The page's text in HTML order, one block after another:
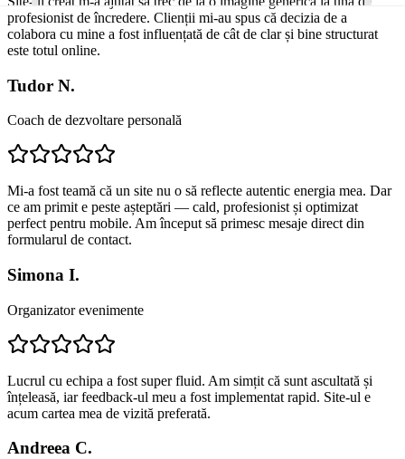
profesionist de încredere. Clienții mi-au spus că decizia de a
colabora cu mine a fost influențată de cât de clar și bine structurat
este totul online.
Tudor N.
Coach de dezvoltare personală
Mi-a fost teamă că un site nu o să reflecte autentic energia mea. Dar
ce am primit e peste așteptări — cald, profesionist și optimizat
perfect pentru mobile. Am început să primesc mesaje direct din
formularul de contact.
Simona I.
Organizator evenimente
Lucrul cu echipa a fost super fluid. Am simțit că sunt ascultată și
înțeleasă, iar feedback-ul meu a fost implementat rapid. Site-ul e
acum cartea mea de vizită preferată.
Andreea C.